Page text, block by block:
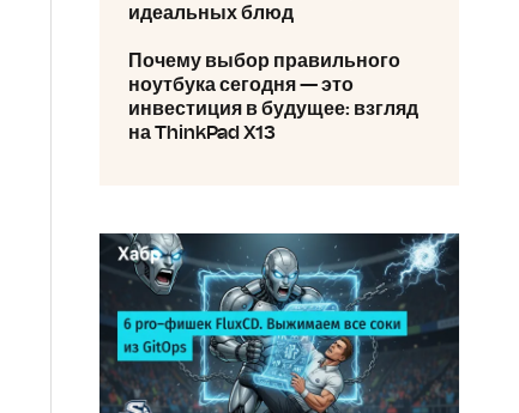
идеальных блюд
Почему выбор правильного
ноутбука сегодня — это
инвестиция в будущее: взгляд
на ThinkPad X13